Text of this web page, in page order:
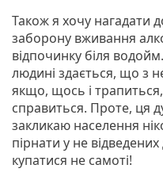
Також я хочу нагадати
заборону вживання
відпочинку біля
людині здається, що з
якщо, щось і
справиться. Проте, ця
закликаю населення
пірнати у не
купатися не самоті!